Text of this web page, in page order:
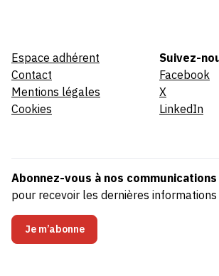
Espace adhérent
Contact
Mentions légales
Cookies
Suivez-
Facebook
X
LinkedIn
Abonnez-vous à nos communications
pour recevoir les dernières informations
Je m’abonne